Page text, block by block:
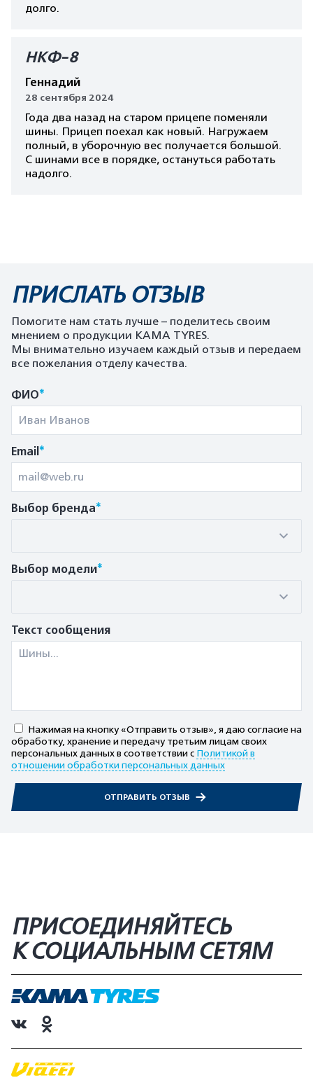
долго.
НКФ-8
Геннадий
28 сентября 2024
Года два назад на старом прицепе поменяли
шины. Прицеп поехал как новый. Нагружаем
полный, в уборочную вес получается большой.
С шинами все в порядке, остануться работать
надолго.
ПРИСЛАТЬ ОТЗЫВ
Помогите нам стать лучше – поделитесь своим
мнением о продукции KAMA TYRES.
Мы внимательно изучаем каждый отзыв и передаем
все пожелания отделу качества.
ФИО*
Email*
Выбор бренда*
Выбор модели*
Текст сообщения
Нажимая на кнопку «Отправить отзыв», я даю согласие на
обработку, хранение и передачу третьим лицам своих
персональных данных в соответствии с Политикой в
отношении обработки персональных данных
ОТПРАВИТЬ ОТЗЫВ
ПРИСОЕДИНЯЙТЕСЬ
К СОЦИАЛЬНЫМ СЕТЯМ